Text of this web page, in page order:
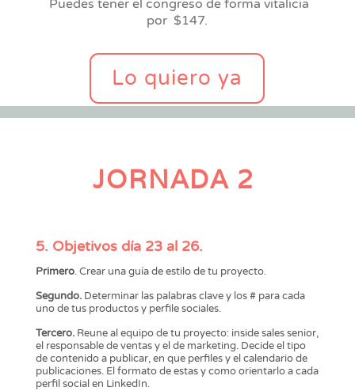
Puedes tener el congreso de forma vitalicia
por $147.
Lo quiero ya
JORNADA 2
5. Objetivos día 23 al 26.
Primero. Crear una guía de estilo de tu proyecto.
Segundo.Determinar las palabras clave y los # para cada
uno de tus productos y perfile sociales.
Tercero.Reune al equipo de tu proyecto: inside sales senior,
el responsable de ventas y el de marketing. Decide el tipo
de contenido a publicar, en que perfiles y el calendario de
publicaciones. El formato de estas y como orientarlo a cada
perfil social en LinkedIn.